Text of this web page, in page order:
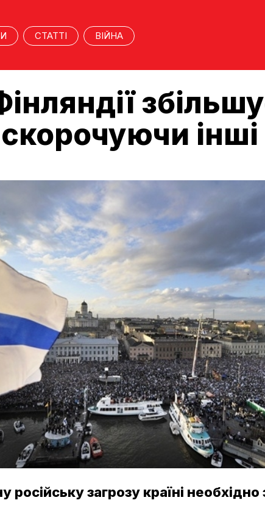
СТАТТІ ВІЙНА
скорочуючи
російську загрозу країні